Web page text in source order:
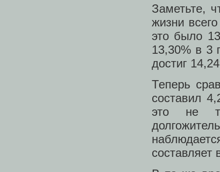
Заметьте,
жизни
это было
13,30% в 3
достиг
Теперь
составил
это не
составляет